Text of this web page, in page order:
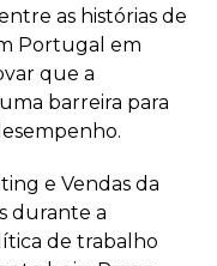
as histórias de
Portugal em
que a
barreira para
e Vendas da
durante a
de trabalho